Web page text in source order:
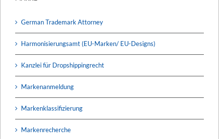
German Trademark Attorney
Harmonisierungsamt (EU-Marken/ EU-Designs)
Kanzlei für Dropshippingrecht
Markenanmeldung
Markenklassifizierung
Markenrecherche